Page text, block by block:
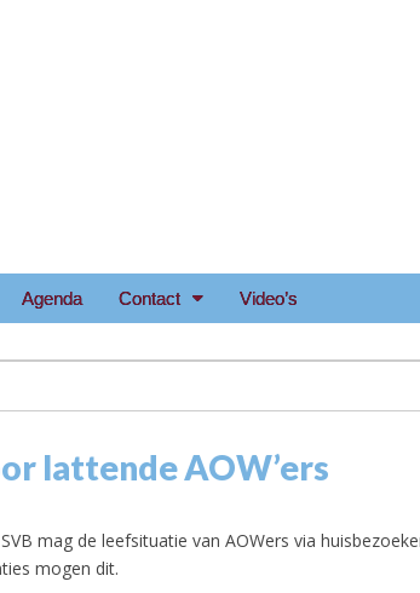
Arnhem
Agenda Contact Video’s
lattende AOW’ers
mag de leefsituatie van AOWers via
mogen dit.